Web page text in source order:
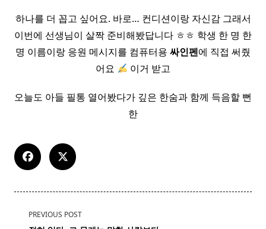
하나를 더 꼽고 싶어요. 바로… 컨디션이랑 자신감 그래서
이번에 선생님이 살짝 준비해봤답니다 ㅎㅎ 학생 한 명 한
명 이름이랑 응원 메시지를 컴퓨터용 싸인펜에 직접 써줬
어요
이거 받고
오늘도 아들 필통 열어봤다가 깊은 한숨과 함께 득음할 뻔
한
<spanPREVIOUS POST